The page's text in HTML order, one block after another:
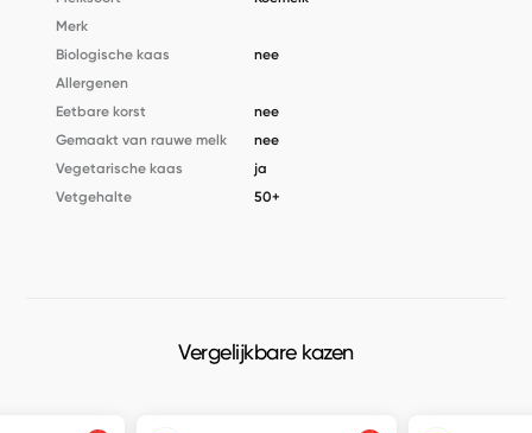
Merk
Biologische kaas
nee
Allergenen
Eetbare korst
nee
Gemaakt van rauwe melk
nee
Vegetarische kaas
ja
Vetgehalte
50+
Vergelijkbare kazen